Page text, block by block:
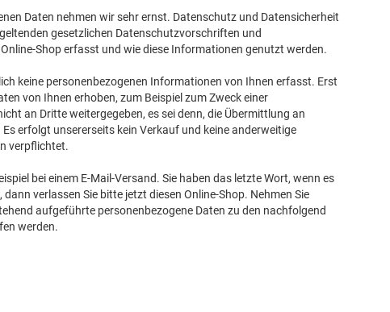
Daten nehmen wir sehr ernst. Datenschutz und Datensicherheit
gesetzlichen Datenschutzvorschriften und
Shop erfasst und wie diese Informationen genutzt werden.
keine personenbezogenen Informationen von Ihnen erfasst. Erst
von Ihnen erhoben, zum Beispiel zum Zweck einer
an Dritte weitergegeben, es sei denn, die Übermittlung an
erfolgt unsererseits kein Verkauf und keine anderweitige
verpflichtet.
bei einem E-Mail-Versand. Sie haben das letzte Wort, wenn es
verlassen Sie bitte jetzt diesen Online-Shop. Nehmen Sie
aufgeführte personenbezogene Daten zu den nachfolgend
werden.